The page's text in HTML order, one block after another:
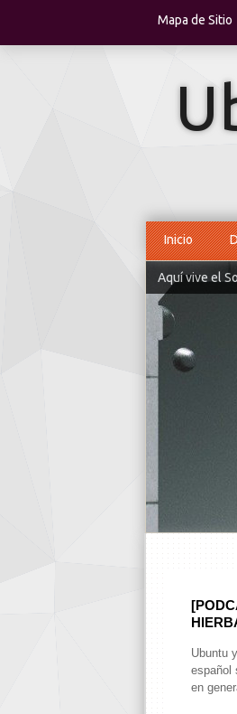
Mapa de Sitio
Inicio
Aquí vive el
Ubuntu
español
en